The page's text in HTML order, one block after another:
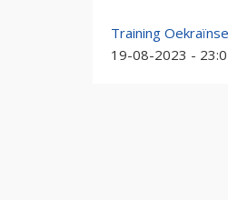
Training
19-08-2023 -